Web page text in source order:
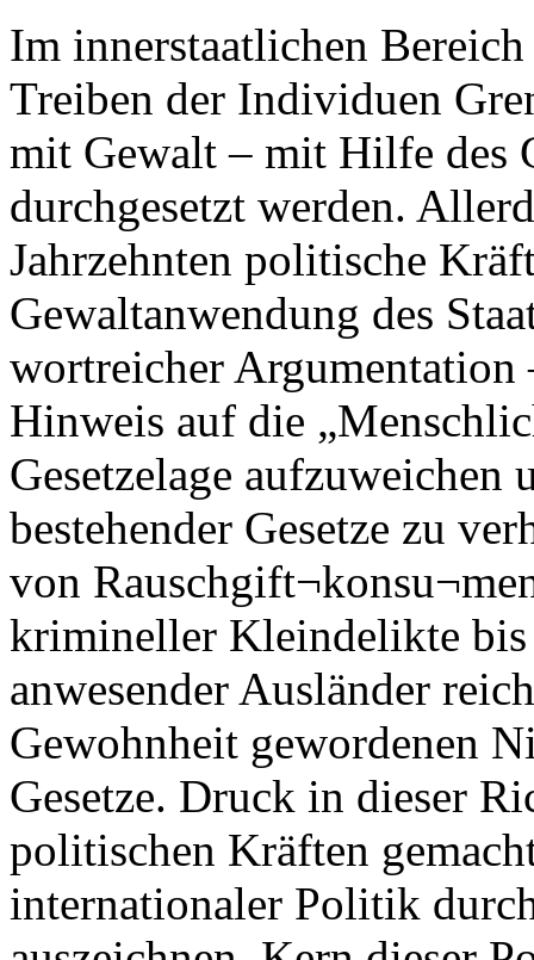
Im innerstaatlichen
Treiben der Individuen
mit Gewalt – mit Hilfe des
durchgesetzt werden.
Jahrzehnten politische
Gewaltanwendung des
wortreicher Argumentation
Hinweis auf die
Gesetzelage aufzuweichen
bestehender Gesetze zu
von
krimineller Kleindelikte
anwesender Ausländer
Gewohnheit gewordenen
Gesetze. Druck in dieser
politischen Kräften
internationaler Politik